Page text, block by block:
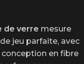
de verre mesure
jeu parfaite, avec
en fibre